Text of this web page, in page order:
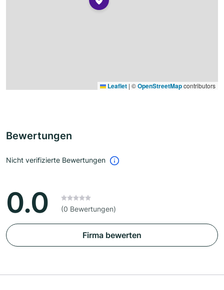
Leaflet | ©OpenStreetMapcontributors
Bewertungen
Nicht verifizierte Bewertungen
0.0 (0 Bewertungen)
Firma bewerten